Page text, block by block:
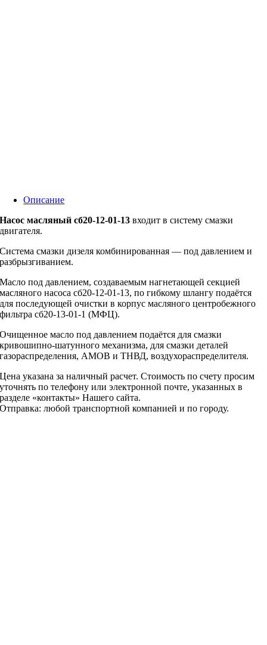
Описание
Насос масляный сб20-12-01-13 входит в систему смазки
двигателя.
Система смазки дизеля комбинированная — под давлением и
разбрызгиванием.
Масло под давлением, создаваемым нагнетающей секцией
масляного насоса сб20-12-01-13, по гибкому шлангу подаётся
для последующей очистки в корпус масляного центробежного
фильтра сб20-13-01-1 (МФЦ).
Очищенное масло под давлением подаётся для смазки
кривошипно-шатунного механизма, для смазки деталей
газораспределения, АМОВ и ТНВД, воздухораспределителя.
Цена указана за наличный расчет. Стоимость по счету просим
уточнять по телефону или электронной почте, указанных в
разделе «контакты» Нашего сайта.
Отправка: любой транспортной компанией и по городу.